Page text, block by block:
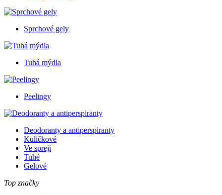
Sprchové gely
Tuhá mýdla
Peelingy
Deodoranty a antiperspiranty
Kuličkové
Ve spreji
Tuhé
Gelové
Top značky